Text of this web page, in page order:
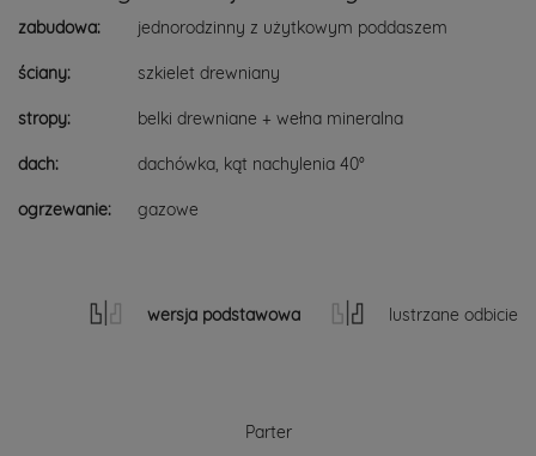
zabudowa: jednorodzinny z użytkowym poddaszem
ściany: szkielet drewniany
stropy: belki drewniane + wełna mineralna
dach: dachówka, kąt nachylenia 40°
ogrzewanie: gazowe
wersja podstawowa lustrzane odbicie
Parter